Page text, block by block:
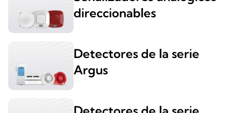
direccionables
Detectores de la serie
Argus